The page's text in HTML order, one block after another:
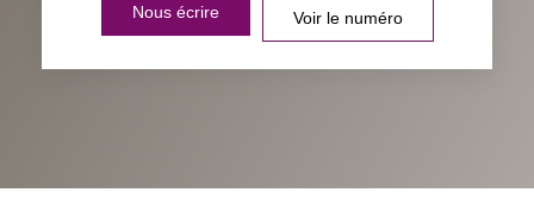
Nous écrire Voir le numéro